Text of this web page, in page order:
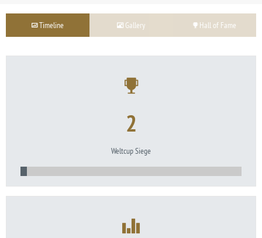
Timeline Gallery Hall of Fame
2
Weltcup Siege